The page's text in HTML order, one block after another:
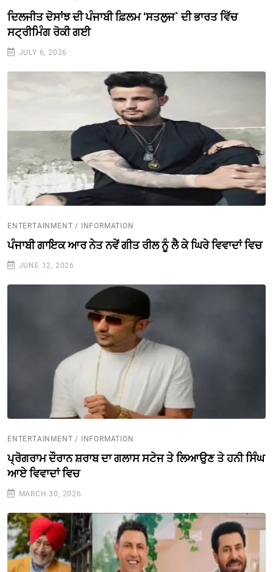
ਦਿਲਜੀਤ ਦੋਸਾਂਝ ਦੀ ਪੰਜਾਬੀ ਫ਼ਿਲਮ ‘ਸਤਲੁਜ` ਦੀ ਭਾਰਤ ਵਿੱਚ
ਸਟ੍ਰੀਮਿੰਗ ਰੋਕੀ ਗਈ
JULY 6, 2026
ENTERTAINMENT / INFORMATION
ਪੰਜਾਬੀ ਗਾਇਕ ਆਰ ਨੇਤ ਨਵੇਂ ਗੀਤ ਰੀਲ ਨੂੰ ਲੈ ਕੇ ਘਿਰੇ ਵਿਵਾਦਾਂ ਵਿਚ
JUNE 12, 2026
ENTERTAINMENT / INFORMATION
ਪ੍ਰੋਗਰਾਮ ਦੌਰਾਨ ਸ਼ਰਾਬ ਦਾ ਗਲਾਸ ਸਟੇਜ ਤੇ ਲਿਆਉਣ ਤੇ ਹਨੀ ਸਿੰਘ
ਆਏ ਵਿਵਾਦਾਂ ਵਿਚ
MARCH 30, 2026